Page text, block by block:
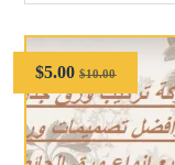
$10.00
$5.00